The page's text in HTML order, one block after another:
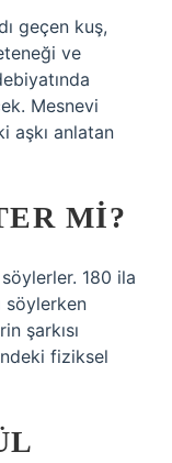
geçen kuş,
ve
Mesnevi
aşkı anlatan
MI?
180 ila
söylerken
şarkısı
fiziksel